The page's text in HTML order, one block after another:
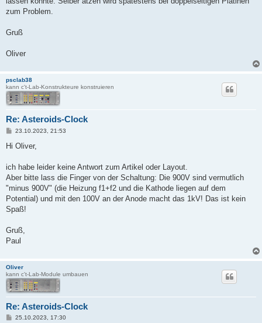
zum Problem.
Gruß
Oliver
psclab38
kann c't-Lab-Konstrukteure konstruieren
Re: Asteroids-Clock
B
a
23.10.2023, 21:53
Hi Oliver,
ich habe leider keine Antwort zum Artikel oder Layout.
Aber bitte lass die Finger von der Schaltung: Die 900V sind vermutlich
"minus 900V" (die Heizung f1+f2 und die Kathode liegen auf dem
Potential) und mit den 100V an der Anode macht das 1kV! Das ist kein
Spaß!
Gruß,
Paul
Oliver
kann c't-Lab-Module umbauen
Re: Asteroids-Clock
B25.10.2023, 17:30